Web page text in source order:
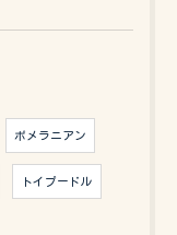
ポメラニアン
トイプードル